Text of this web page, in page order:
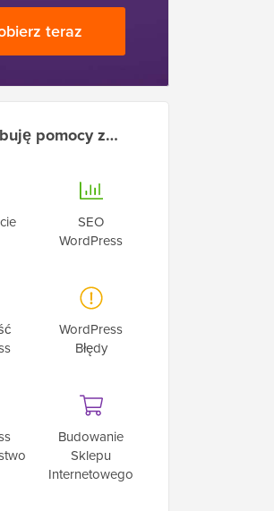
teraz
pomocy z…
SEO
WordPress
WordPress
Błędy
Budowanie
Sklepu
Internetowego